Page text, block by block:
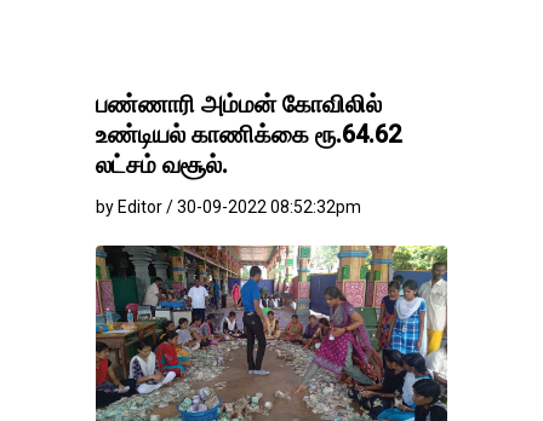
பண்ணாரி அம்மன் கோவிலில்
உண்டியல் காணிக்கை ரூ.64.62
லட்சம் வசூல்.
by Editor / 30-09-2022 08:52:32pm